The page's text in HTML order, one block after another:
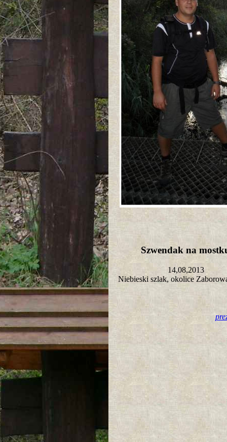
Szwendak na
14,08,2013
Niebieski szlak, okolice